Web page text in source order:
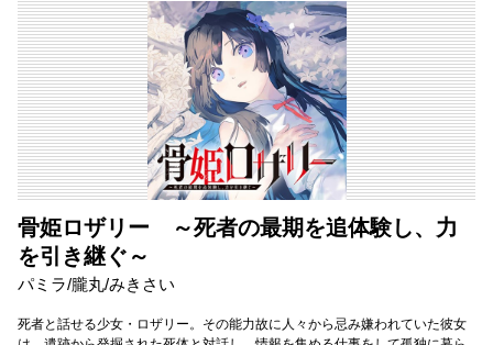
骨姫ロザリー ～死者の最期を追体験し、力
を引き継ぐ～
パミラ/朧丸/みきさい
死者と話せる少女・ロザリー。その能力故に人々から忌み嫌われていた彼女